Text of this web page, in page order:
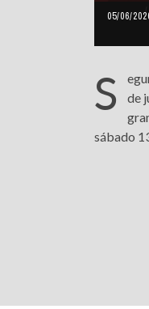
05/06/
S
de
sábado